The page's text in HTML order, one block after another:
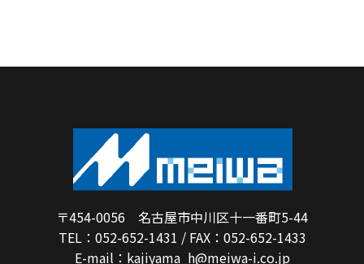
〒454-0056 名古屋市中川区十一番町5-44
TEL：052-652-1431 / FAX：052-652-1433
E-mail：kajiyama_h@meiwa-i.co.jp